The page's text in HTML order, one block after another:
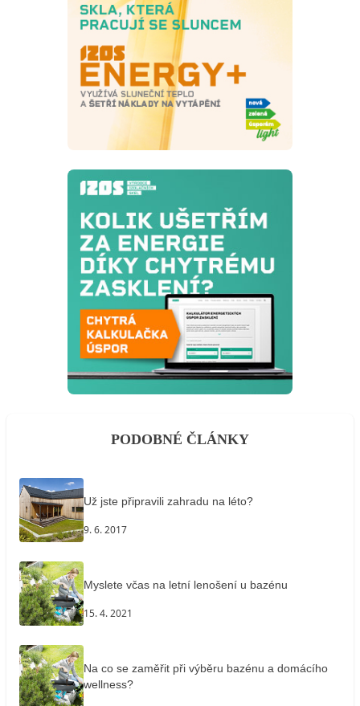
PODOBNÉ ČLÁNKY
Už jste připravili zahradu na léto?
9. 6. 2017
Myslete včas na letní lenošení u bazénu
15. 4. 2021
Na co se zaměřit při výběru bazénu a domácího
wellness?